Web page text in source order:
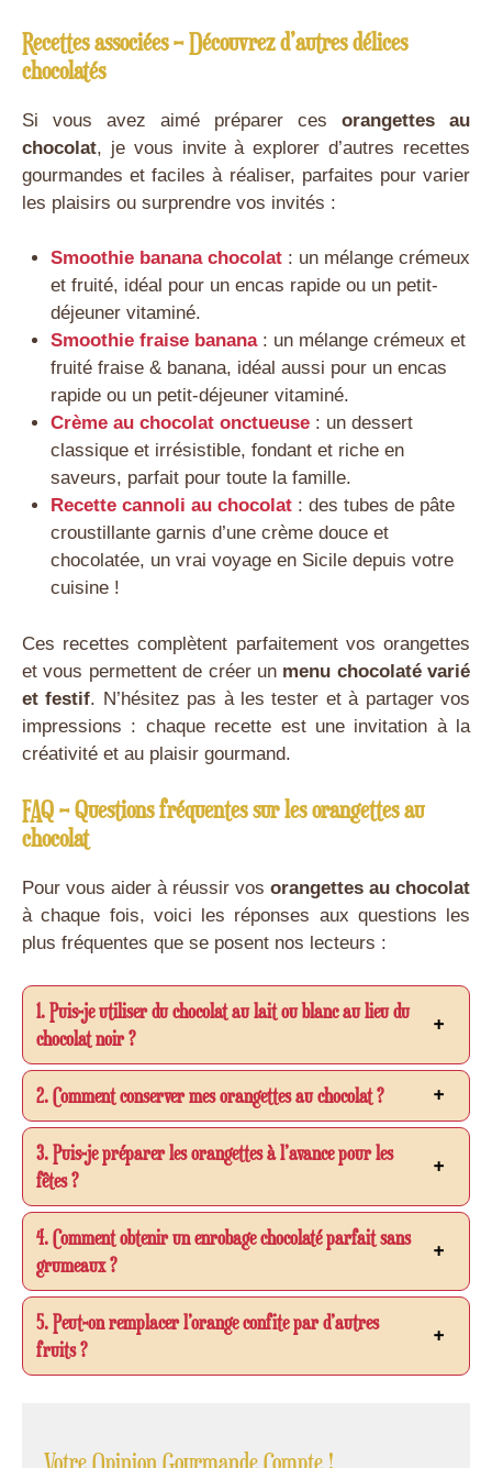
Recettes associées – Découvrez d’autres délices
chocolatés
Si vous avez aimé préparer ces orangettes au
chocolat, je vous invite à explorer d’autres recettes
gourmandes et faciles à réaliser, parfaites pour varier
les plaisirs ou surprendre vos invités :
Smoothie banana chocolat: un mélange crémeux
et fruité, idéal pour un encas rapide ou un petit-
déjeuner vitaminé.
Smoothie fraise banana: un mélange crémeux et
fruité fraise & banana, idéal aussi pour un encas
rapide ou un petit-déjeuner vitaminé.
Crème au chocolat onctueuse: un dessert
classique et irrésistible, fondant et riche en
saveurs, parfait pour toute la famille.
Recette cannoli au chocolat: des tubes de pâte
croustillante garnis d’une crème douce et
chocolatée, un vrai voyage en Sicile depuis votre
cuisine !
Ces recettes complètent parfaitement vos orangettes
et vous permettent de créer un menu chocolaté varié
et festif. N’hésitez pas à les tester et à partager vos
impressions : chaque recette est une invitation à la
créativité et au plaisir gourmand.
FAQ – Questions fréquentes sur les orangettes au
chocolat
Pour vous aider à réussir vos orangettes au chocolat
à chaque fois, voici les réponses aux questions les
plus fréquentes que se posent nos lecteurs :
1. Puis-je utiliser du chocolat au lait ou blanc au lieu du
chocolat noir ?
2. Comment conserver mes orangettes au chocolat ?
3. Puis-je préparer les orangettes à l’avance pour les
fêtes ?
4. Comment obtenir un enrobage chocolaté parfait sans
grumeaux ?
5. Peut-on remplacer l’orange confite par d’autres
fruits ?
Votre Opinion Gourmande Compte !